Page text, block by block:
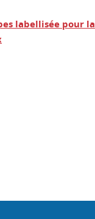
labellisée pour la